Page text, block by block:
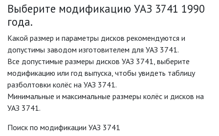
Выберите модификацию УАЗ 3741 1990
года.
Какой размер и параметры дисков рекомендуются и
допустимы заводом изготовителем для УАЗ 3741.
Все допустимые размеры дисков УАЗ 3741, выберите
модификацию или год выпуска, чтобы увидеть таблицу
разболтовки колёс на УАЗ 3741.
Минимальные и максимальные размеры колёс и дисков на
УАЗ 3741.
Поиск по модификации УАЗ 3741